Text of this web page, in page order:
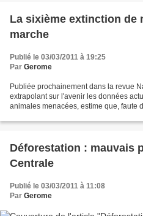
La sixième extinction de
marche
Publié le 03/03/2011 à 19:25
Par Gerome
Publiée prochainement dans la revue
extrapolant sur l'avenir les données
animales menacées, estime que, faute
Déforestation : mauvais
Centrale
Publié le 03/03/2011 à 11:08
Par Gerome